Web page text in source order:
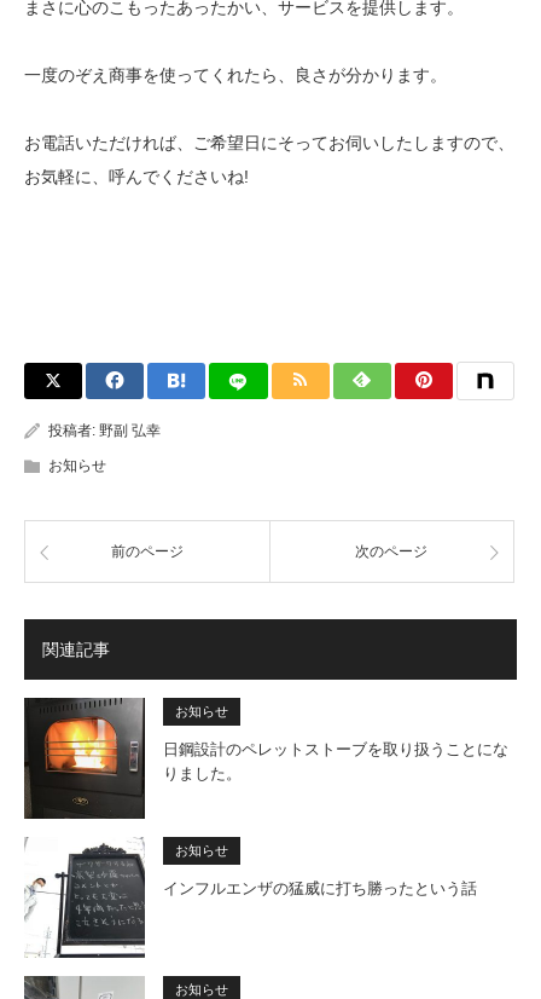
まさに心のこもったあったかい、サービスを提供します。
一度のぞえ商事を使ってくれたら、良さが分かります。
お電話いただければ、ご希望日にそってお伺いしたしますので、
お気軽に、呼んでくださいね!
投稿者: 野副 弘幸
お知らせ
前のページ 次のページ
関連記事
お知らせ
日鋼設計のペレットストーブを取り扱うことにな
りました。
お知らせ
インフルエンザの猛威に打ち勝ったという話
お知らせ